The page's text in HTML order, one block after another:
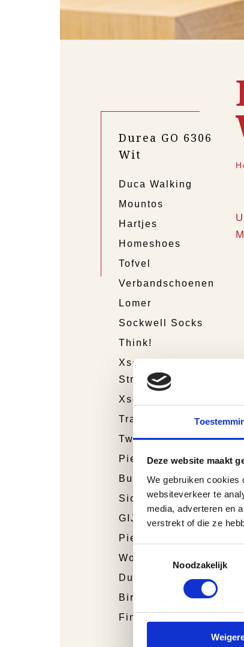
Deze website maakt
We gebruiken cookies
websiteverkeer te
media, adverteren en
verstrekt of die ze
Noodzakelijk
Durea GO 6306
Wit
Duca Walking
Mountos
Hartjes
Homeshoes
Tofvel
Verbandschoenen
Lomer
Sockwell Socks
Think!
Xsensible
Stretchwalker
Xsensible
Trackstyle
Twins
Piedro Sport
Bunnies Junior
Sioux
GIJS
Piedro
Wolky
Durea
Birkenstock
Finn Comfort